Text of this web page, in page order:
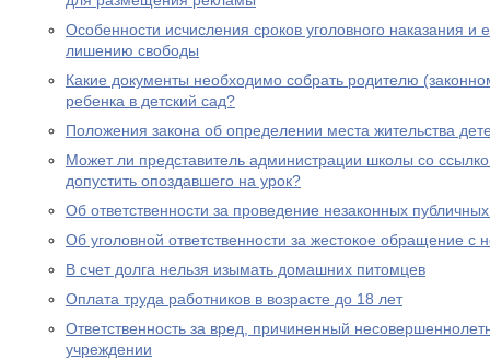
Особенности исчисления сроков уголовного наказания и
лишению свободы
Какие документы необходимо собрать родителю
ребенка в детский сад?
Положения закона об определении места жительства
Может ли представитель администрации школы со
допустить опоздавшего на урок?
Об ответственности за проведение незаконных
Об уголовной ответственности за жестокое обращение с
В счет долга нельзя изымать домашних питомцев
Оплата труда работников в возрасте до 18 лет
Ответственность за вред, причиненный
учреждении